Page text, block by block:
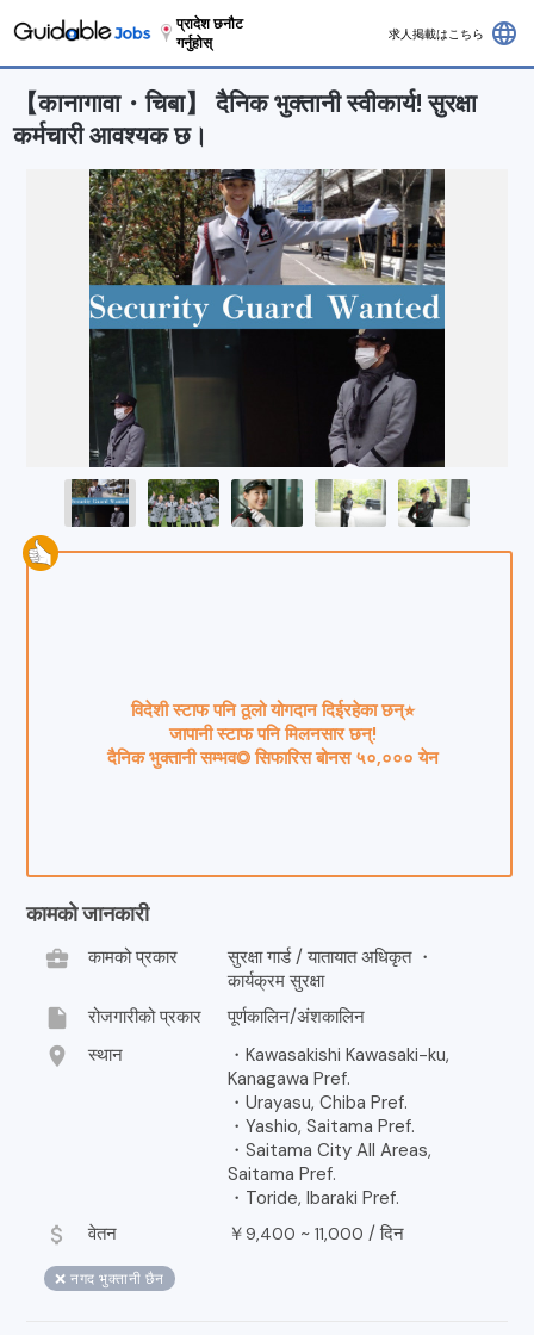
प्रादेश छनौट
गर्नुहोस्
求人掲載はこちら language
【कानागावा・चिबा】 दैनिक भुक्तानी स्वीकार्य! सुरक्षा
कर्मचारी आवश्यक छ।
विदेशी स्टाफ पनि ठूलो योगदान दिईरहेका छन्⭐︎
जापानी स्टाफ पनि मिलनसार छन्!
दैनिक भुक्तानी सम्भव◎ सिफारिस बोनस ५०,००० येन
कामको जानकारी
business_center
कामको प्रकार
सुरक्षा गार्ड / यातायात अधिकृत ・
कार्यक्रम सुरक्षा
insert_drive_file रोजगारीको प्रकार पूर्णकालिन/अंशकालिन
location_on स्थान
・Kawasakishi Kawasaki-ku,
Kanagawa Pref.
・Urayasu, Chiba Pref.
・Yashio, Saitama Pref.
・Saitama City All Areas,
Saitama Pref.
・Toride, Ibaraki Pref.
attach_money वेतन ￥ 9,400 ~ 11,000 /दिन
❌ नगद भुक्तानी छैन